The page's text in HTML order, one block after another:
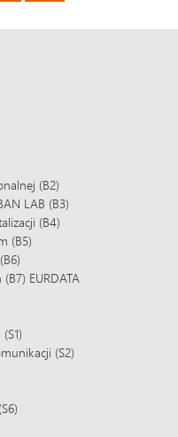
(B2)
LAB (B3)
(B4)
(B5)
EURDATA
(S2)